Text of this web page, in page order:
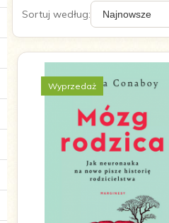
Sortuj według:
sort
Wyprzedaż